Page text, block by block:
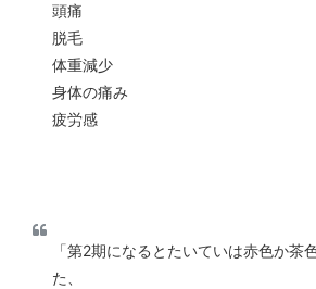
頭痛
脱毛
体重減少
身体の痛み
疲労感
「第2期になるとたいていは赤色か茶
た、